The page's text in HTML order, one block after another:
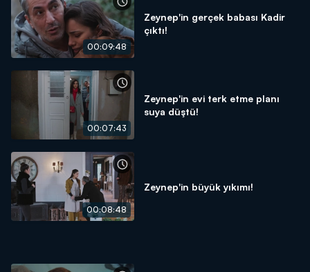
00:09:48
Zeynep'in gerçek babası Kadir
çıktı!
00:07:43
Zeynep'in evi terk etme planı
suya düştü!
00:08:48
Zeynep'in büyük yıkımı!